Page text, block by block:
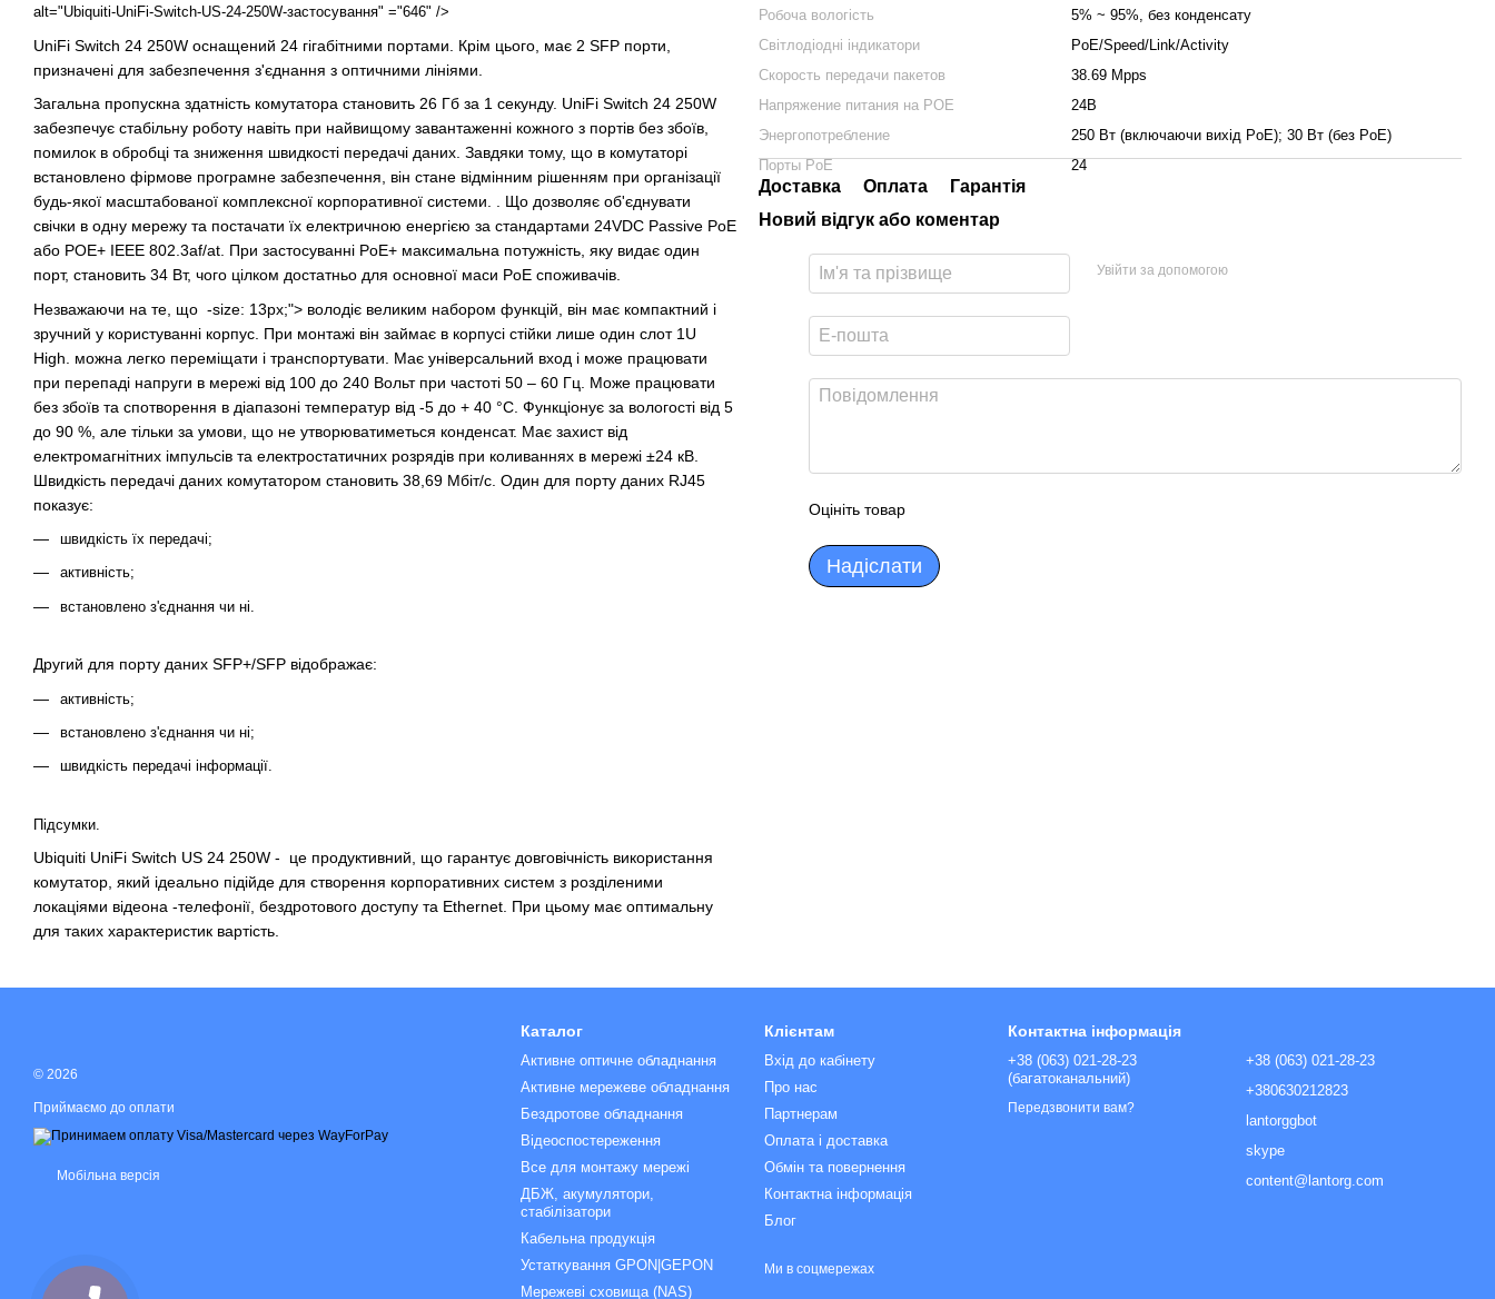
alt="Ubiquiti-UniFi-Switch-US-24-250W-застосування" ="646" />
UniFi Switch 24 250W оснащений 24 гігабітними портами. Крім цього, має 2 SFP порти,
призначені для забезпечення з'єднання з оптичними лініями.
Загальна пропускна здатність комутатора становить 26 Гб за 1 секунду. UniFi Switch 24 250W
забезпечує стабільну роботу навіть при найвищому завантаженні кожного з портів без збоїв,
помилок в обробці та зниження швидкості передачі даних. Завдяки тому, що в комутаторі
встановлено фірмове програмне забезпечення, він стане відмінним рішенням при організації
будь-якої масштабованої комплексної корпоративної системи. . Що дозволяє об'єднувати
свічки в одну мережу та постачати їх електричною енергією за стандартами 24VDC Passive PoE
або POE+ IEEE 802.3af/at. При застосуванні PoE+ максимальна потужність, яку видає один
порт, становить 34 Вт, чого цілком достатньо для основної маси PoE споживачів.
Незважаючи на те, що -size: 13px;"> володіє великим набором функцій, він має компактний і
зручний у користуванні корпус. При монтажі він займає в корпусі стійки лише один слот 1U
High. можна легко переміщати і транспортувати. Має універсальний вход і може працювати
при перепаді напруги в мережі від 100 до 240 Вольт при частоті 50 – 60 Гц. Може працювати
без збоїв та спотворення в діапазоні температур від -5 до + 40 °С. Функціонує за вологості від 5
до 90 %, але тільки за умови, що не утворюватиметься конденсат. Має захист від
електромагнітних імпульсів та електростатичних розрядів при коливаннях в мережі ±24 кВ.
Швидкість передачі даних комутатором становить 38,69 Мбіт/с. Один для порту даних RJ45
показує:
швидкість їх передачі;
активність;
встановлено з'єднання чи ні.
Другий для порту даних SFP+/SFP відображає:
активність;
встановлено з'єднання чи ні;
швидкість передачі інформації.
Підсумки.
Ubiquiti UniFi Switch US 24 250W - це продуктивний, що гарантує довговічність використання
комутатор, який ідеально підійде для створення корпоративних систем з розділеними
локаціями відеона -телефонії, бездротового доступу та Ethernet. При цьому має оптимальну
для таких характеристик вартість.
Робоча вологість
5% ~ 95%, без конденсату
Світлодіодні індикатори
PoE/Speed/Link/Activity
Скорость передачи пакетов
38.69 Mpps
Напряжение питания на POE
24В
Энергопотребление
250 Вт (включаючи вихід PoE); 30 Вт (без PoE)
Порты PoE
24
Доставка Оплата
Гарантія
Новий відгук або коментар
Увійти за допомогою
Оцініть товар
Надіслати
© 2026
Приймаємо до оплати
Мобільна версія
Каталог
Активне оптичне обладнання
Активне мережеве обладнання
Бездротове обладнання
Відеоспостереження
Все для монтажу мережі
ДБЖ, акумулятори,
стабілізатори
Кабельна продукція
Устаткування GPON|GEPON
Мережеві сховища (NAS)
Клієнтам
Вхід до кабінету
Про нас
Партнерам
Оплата і доставка
Обмін та повернення
Контактна інформація
Блог
Ми в соцмережах
Контактна інформація
+38 (063) 021-28-23
(багатоканальний)
Передзвонити вам?
+38 (063) 021-28-23
+380630212823
lantorggbot
skype
content@lantorg.com